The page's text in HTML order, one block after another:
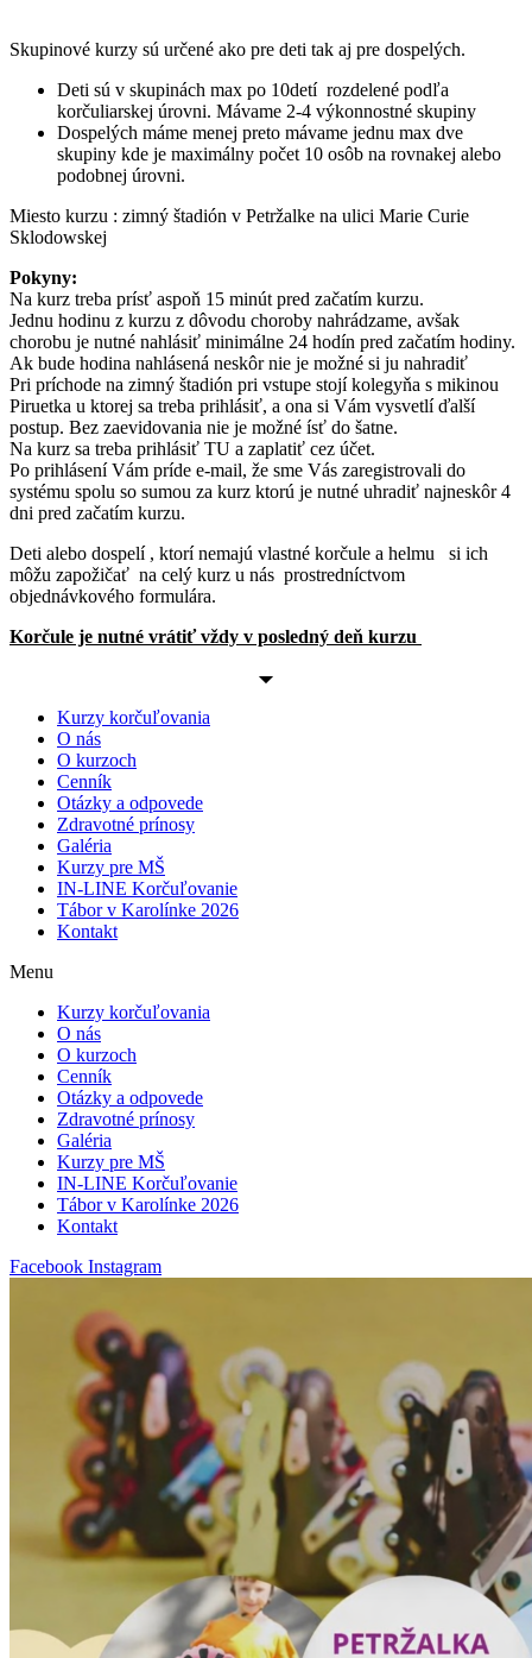
Skupinové kurzy sú určené ako pre deti tak aj pre dospelých.
Deti sú v skupinách max po 10detí rozdelené podľa
korčuliarskej úrovni. Mávame 2-4 výkonnostné skupiny
Dospelých máme menej preto mávame jednu max dve
skupiny kde je maximálny počet 10 osôb na rovnakej alebo
podobnej úrovni.
Miesto kurzu : zimný štadión v Petržalke na ulici Marie Curie
Sklodowskej
Pokyny:
Na kurz treba prísť aspoň 15 minút pred začatím kurzu.
Jednu hodinu z kurzu z dôvodu choroby nahrádzame, avšak
chorobu je nutné nahlásiť minimálne 24 hodín pred začatím hodiny.
Ak bude hodina nahlásená neskôr nie je možné si ju nahradiť
Pri príchode na zimný štadión pri vstupe stojí kolegyňa s mikinou
Piruetka u ktorej sa treba prihlásiť, a ona si Vám vysvetlí ďalší
postup. Bez zaevidovania nie je možné ísť do šatne.
Na kurz sa treba prihlásiť TU a zaplatiť cez účet.
Po prihlásení Vám príde e-mail, že sme Vás zaregistrovali do
systému spolu so sumou za kurz ktorú je nutné uhradiť najneskôr 4
dni pred začatím kurzu.
Deti alebo dospelí , ktorí nemajú vlastné korčule a helmu si ich
môžu zapožičať na celý kurz u nás prostredníctvom
objednávkového formulára.
Korčule je nutné vrátiť vždy v posledný deň kurzu
Kurzy korčuľovania
O nás
O kurzoch
Cenník
Otázky a odpovede
Zdravotné prínosy
Galéria
Kurzy pre MŠ
IN-LINE Korčuľovanie
Tábor v Karolínke 2026
Kontakt
Menu
Kurzy korčuľovania
O nás
O kurzoch
Cenník
Otázky a odpovede
Zdravotné prínosy
Galéria
Kurzy pre MŠ
IN-LINE Korčuľovanie
Tábor v Karolínke 2026
Kontakt
Facebook Instagram